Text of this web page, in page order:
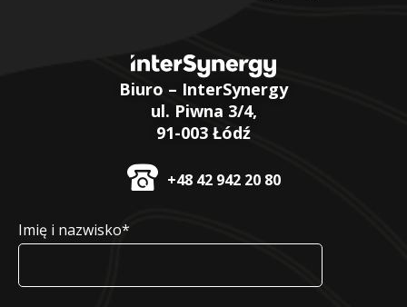
Biuro – InterSynergy
ul. Piwna 3/4,
91-003 Łódź
+48 42 942 20 80
Imię i nazwisko*
Alternative: